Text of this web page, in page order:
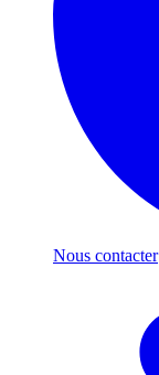
Nous contacter